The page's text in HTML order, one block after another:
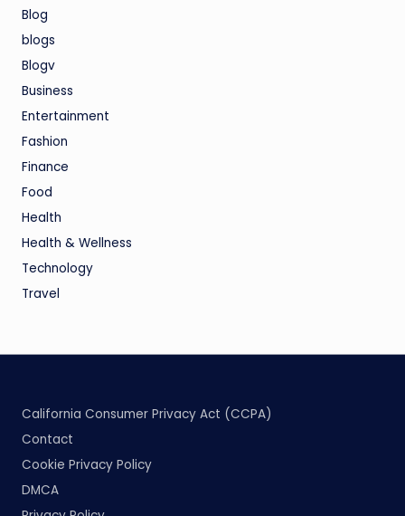
Blog
blogs
Blogv
Business
Entertainment
Fashion
Finance
Food
Health
Health & Wellness
Technology
Travel
California Consumer Privacy Act (CCPA)
Contact
Cookie Privacy Policy
DMCA